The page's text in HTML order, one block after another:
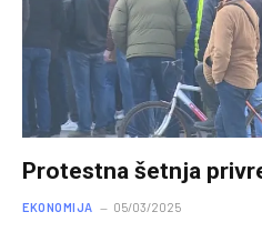
Protestna šetnja
EKONOMIJA 05/03/2025